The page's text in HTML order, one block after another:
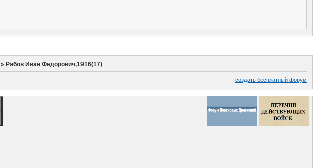
»Рябов Иван Федорович,1916(17)
создать бесплатный форум